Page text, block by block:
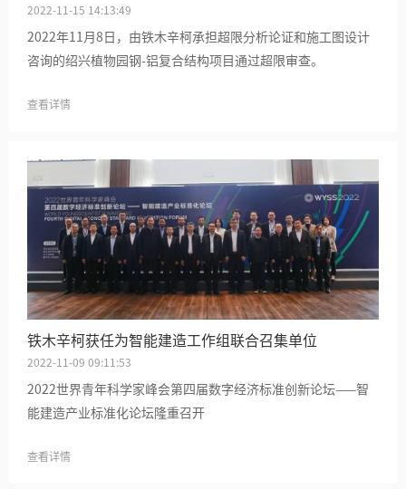
2022-11-15 14:13:49
2022年11月8日，由铁木辛柯承担超限分析论证和施工图设计
咨询的绍兴植物园钢-铝复合结构项目通过超限审查。
查看详情
铁木辛柯获任为智能建造工作组联合召集单位
2022-11-09 09:11:53
2022世界青年科学家峰会第四届数字经济标准创新论坛——智
能建造产业标准化论坛隆重召开
查看详情